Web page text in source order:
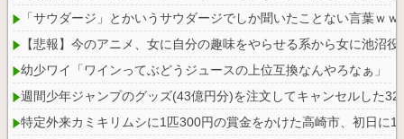
「サウダージ」とかいうサウダージでしか聞いたことない言葉ｗ
【悲報】今のアニメ、女に自分の趣味をやらせる系から女に池沼
幼少ワイ「ワインってぶどうジュースの上位互換なんやろなぁ」
週間少年ジャンプのグッズ(43億円分)を注文してキャンセルした32
特定外来カミキリムシに1匹300円の賞金をかけた高崎市、初日に